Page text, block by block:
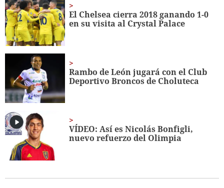
minute,
56
seconds
El Chelsea cierra 2018 ganando 1-0
en su visita al Crystal Palace
Rambo de León jugará con el Club
Deportivo Broncos de Choluteca
VÍDEO: Así es Nicolás Bonfigli,
nuevo refuerzo del Olimpia